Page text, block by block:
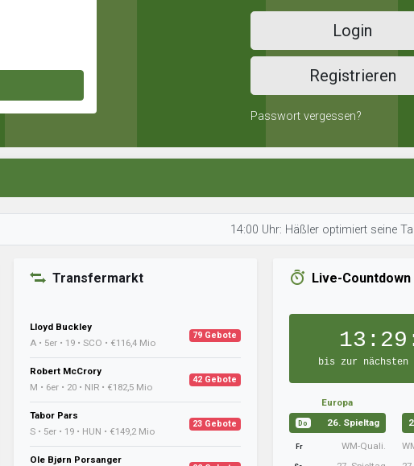
Login
Registrieren
Passwort vergessen?
14:00 Uhr: Häßler optimiert seine Taktik. •
Transfermarkt
Lloyd Buckley
A • 5er • 19 • SCO • €116,4 Mio
79 Gebote
Robert McCrory
M • 6er • 20 • NIR • €182,5 Mio
42 Gebote
Tabor Pars
S • 5er • 19 • HUN • €149,2 Mio
23 Gebote
Ole Bjørn Porsanger
Live-Countdown
bis zur nächsten
Europa
Do 26. Spieltag
Fr WM-Quali.